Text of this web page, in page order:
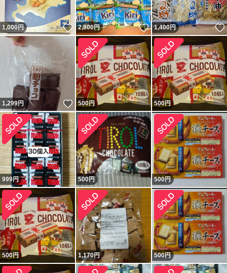
1,000円 いいね！
2,800円 いいね！
1,400円
1,299円 いいね！
500円 500円
999円 500円 500円
500円 1,170円 500円